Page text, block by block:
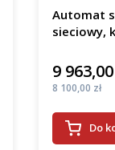
Automat
sieciowy,
Cena
9 963,00
Cena
8 100,00 zł
Do